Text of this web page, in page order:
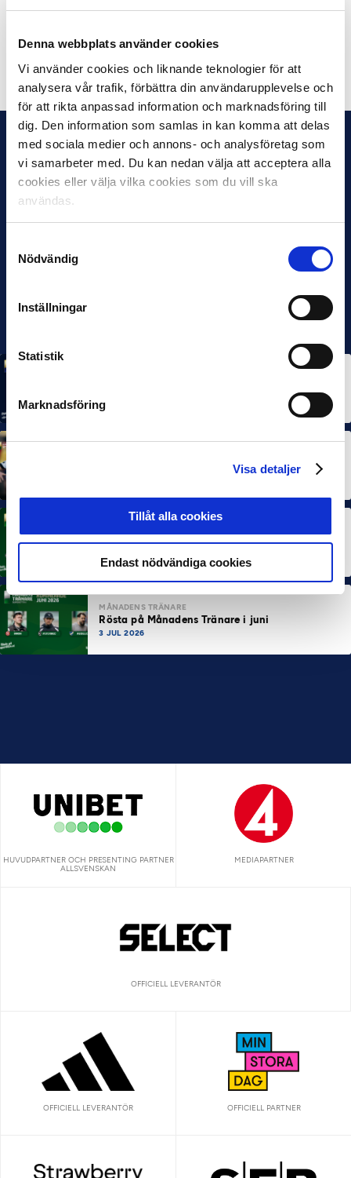
Denna webbplats använder cookies
Vi använder cookies och liknande teknologier för att
analysera vår trafik, förbättra din användarupplevelse och
för att rikta anpassad information och marknadsföring till
dig. Den information som samlas in kan komma att delas
med sociala medier och annons- och analysföretag som
vi samarbeter med. Du kan nedan välja att acceptera alla
cookies eller välja vilka cookies som du vill ska
användas.
Nödvändig
Inställningar
Statistik
Marknadsföring
Visa detaljer
Tillåt alla cookies
Endast nödvändiga cookies
Dela på Facebook Dela på Twitter
7 AUG 2026
Dubbla Landskrona-priser när juni summeras
Rösta på Månadens Spelare i juni
MÅNADENS TRÄNARE
Rösta på Månadens Tränare i juni
3 JUL 2026
HUVUDPARTNER OCH PRESENTING PARTNER
ALLSVENSKAN
MEDIAPARTNER
OFFICIELL LEVERANTÖR
OFFICIELL LEVERANTÖR OFFICIELL PARTNER